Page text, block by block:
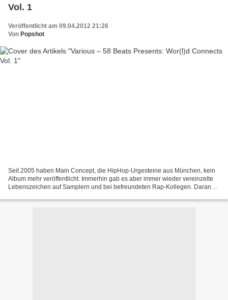
Vol. 1
Veröffentlicht am 09.04.2012 21:26
Von Popshot
Seit 2005 haben Main Concept, die HipHop-Urgesteine aus München, kein
Album mehr veröffentlicht. Immerhin gab es aber immer wieder vereinzelte
Lebenszeichen auf Samplern und bei befreundeten Rap-Kollegen. Daran